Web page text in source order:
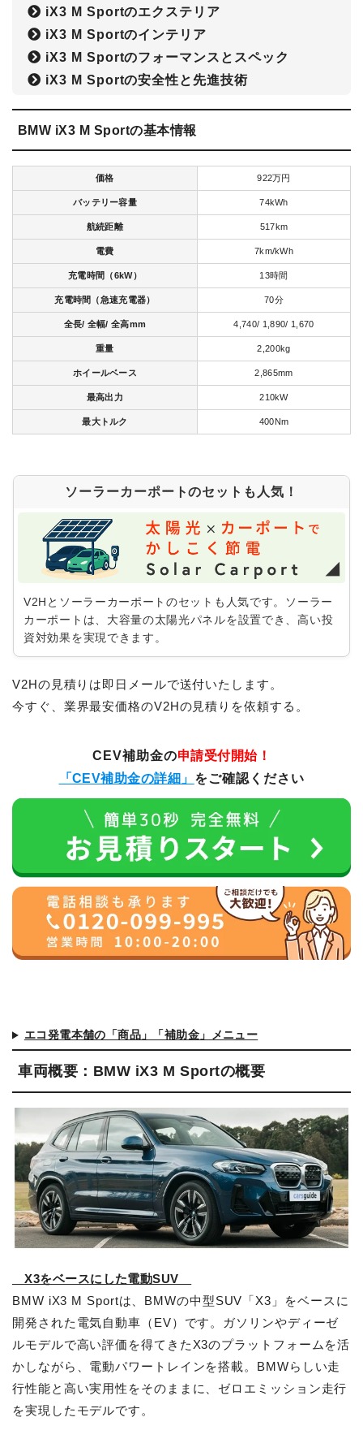
iX3 M Sportのエクステリア
iX3 M Sportのインテリア
iX3 M Sportのフォーマンスとスペック
iX3 M Sportの安全性と先進技術
BMW iX3 M Sportの基本情報
価格 922万円
バッテリー容量 74kWh
航続距離 517km
電費 7km/kWh
充電時間（6kW） 13時間
充電時間（急速充電器） 70分
全長/ 全幅/ 全高mm 4,740/ 1,890/ 1,670
重量 2,200kg
ホイールベース 2,865mm
最高出力 210kW
最大トルク 400Nm
ソーラーカーポートのセットも人気！
V2Hとソーラーカーポートのセットも人気です。ソーラー
カーポートは、大容量の太陽光パネルを設置でき、高い投
資対効果を実現できます。
V2Hの見積りは即日メールで送付いたします。
今すぐ、業界最安価格のV2Hの見積りを依頼する。
CEV補助金の申請受付開始！
「CEV補助金の詳細」 をご確認ください
エコ発電本舗の「商品」「補助金」メニュー
車両概要：BMW iX3 M Sportの概要
X3をベースにした電動SUV
BMW iX3 M Sportは、BMWの中型SUV「X3」をベースに
開発された電気自動車（EV）です。ガソリンやディーゼ
ルモデルで高い評価を得てきたX3のプラットフォームを活
かしながら、電動パワートレインを搭載。BMWらしい走
行性能と高い実用性をそのままに、ゼロエミッション走行
を実現したモデルです。